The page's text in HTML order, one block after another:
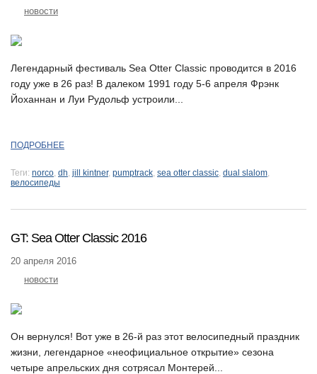
новости
Легендарный фестиваль Sea Otter Classic проводится в 2016
году уже в 26 раз! В далеком 1991 году 5-6 апреля Фрэнк
Йоханнан и Луи Рудольф устроили...
ПОДРОБНЕЕ
Теги: norco, dh, jill kintner, pumptrack, sea otter classic, dual slalom,
велосипеды
GT: Sea Otter Classic 2016
20 апреля 2016
новости
Он вернулся! Вот уже в 26-й раз этот велосипедный праздник
жизни, легендарное «неофициальное открытие» сезона
четыре апрельских дня сотрясал Монтерей...